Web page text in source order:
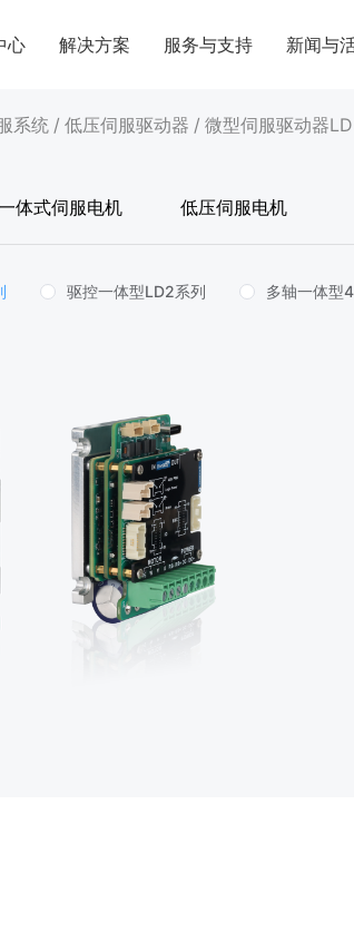
心 解决方案 服务与支持 新闻与
系统 / 低压伺服驱动器 / 微型伺服驱动器
体式伺服电机 低压伺服电机
驱控一体型LD2系列 多轴一体型